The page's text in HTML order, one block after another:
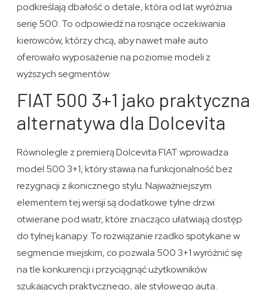
podkreślają dbałość o detale, która od lat wyróżnia
serię 500. To odpowiedź na rosnące oczekiwania
kierowców, którzy chcą, aby nawet małe auto
oferowało wyposażenie na poziomie modeli z
wyższych segmentów.
FIAT 500 3+1 jako praktyczna
alternatywa dla Dolcevita
Równolegle z premierą Dolcevita FIAT wprowadza
model 500 3+1, który stawia na funkcjonalność bez
rezygnacji z ikonicznego stylu. Najważniejszym
elementem tej wersji są dodatkowe tylne drzwi
otwierane pod wiatr, które znacząco ułatwiają dostęp
do tylnej kanapy. To rozwiązanie rzadko spotykane w
segmencie miejskim, co pozwala 500 3+1 wyróżnić się
na tle konkurencji i przyciągnąć użytkowników
szukających praktycznego, ale stylowego auta.